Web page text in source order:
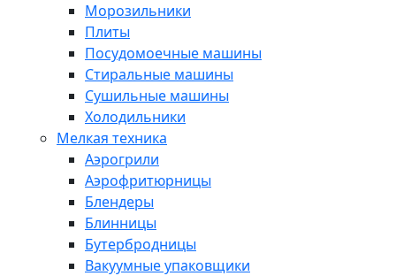
Морозильники
Плиты
Посудомоечные машины
Стиральные машины
Сушильные машины
Холодильники
Мелкая техника
Аэрогрили
Аэрофритюрницы
Блендеры
Блинницы
Бутербродницы
Вакуумные упаковщики